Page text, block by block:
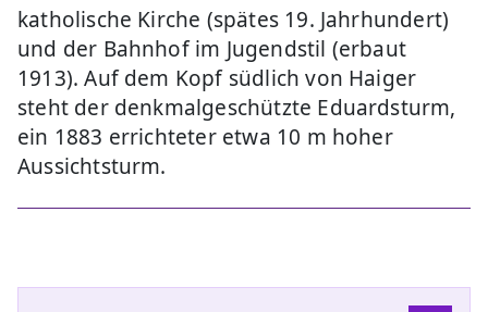
katholische Kirche (spätes 19. Jahrhundert)
und der Bahnhof im Jugendstil (erbaut
1913). Auf dem Kopf südlich von Haiger
steht der denkmalgeschützte Eduardsturm,
ein 1883 errichteter etwa 10 m hoher
Aussichtsturm.